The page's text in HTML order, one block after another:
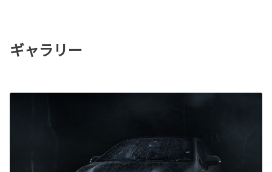
ギャラリー